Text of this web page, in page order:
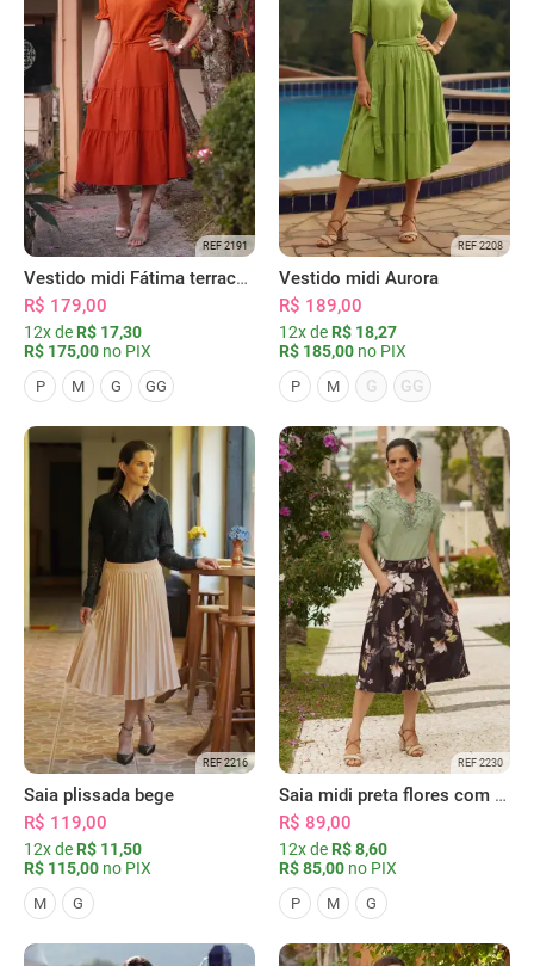
REF 2191
Vestido midi Fátima terracota
R$ 179,00
12x de R$ 17,30
R$ 175,00 no PIX
P M G GG
REF 2208
Vestido midi Aurora
R$ 189,00
12x de R$ 18,27
R$ 185,00 no PIX
P M G GG
REF 2216
Saia plissada bege
R$ 119,00
12x de R$ 11,50
R$ 115,00 no PIX
M G
REF 2230
Saia midi preta flores com bolsos
R$ 89,00
12x de R$ 8,60
R$ 85,00 no PIX
P M G